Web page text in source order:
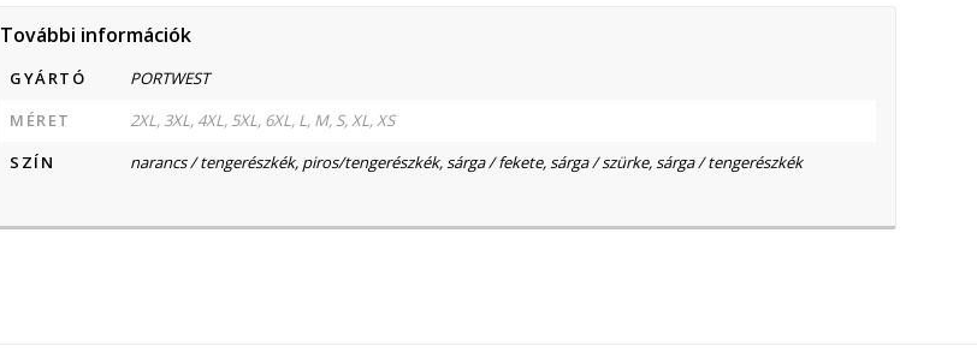
További információk
GYÁRTÓ
PORTWEST
MÉRET
2XL, 3XL, 4XL, 5XL, 6XL, L, M, S, XL, XS
SZÍN
narancs / tengerészkék, piros/tengerészkék, sárga / fekete, sárga / szürke, sárga / tengerészkék